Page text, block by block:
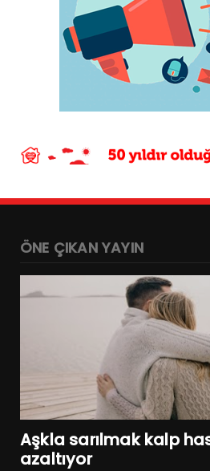
ÖNE ÇIKAN YAYIN
Aşkla sarılmak kalp
azaltıyor